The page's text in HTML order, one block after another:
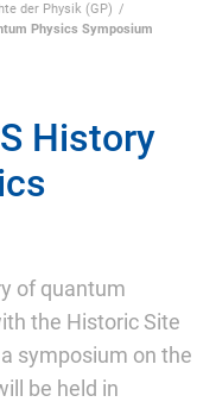
der Physik (GP)
Physics Symposium
History
of quantum
the Historic Site
symposium on the
be held in